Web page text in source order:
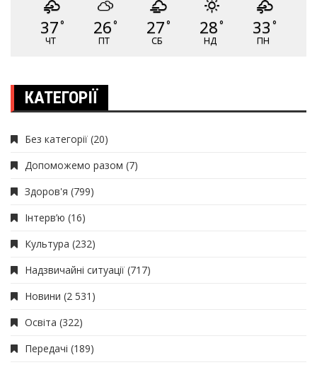
37°
ЧТ
26°
ПТ
27°
СБ
28°
НД
33 °
ПН
КАТЕГОРІЇ
Без категорії (20)
Допоможемо разом (7)
Здоров'я (799)
Інтерв’ю (16)
Культура (232)
Надзвичайні ситуації (717)
Новини (2 531)
Освіта (322)
Передачі (189)